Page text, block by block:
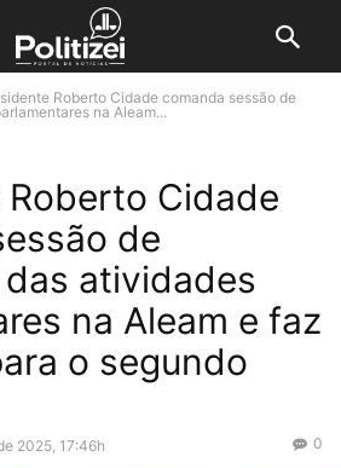
Roberto Cidade comanda sessão de
na Aleam...
Cidade
de
atividades
na Aleam e faz
o segundo
2025, 17:46h 0